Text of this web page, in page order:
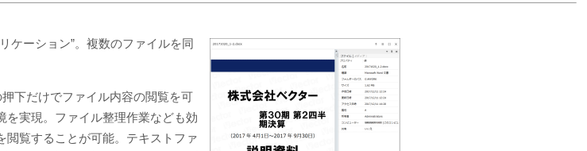
ケーション”。複数のファイルを同
下だけでファイル内容の閲覧を可
実現。ファイル整理作業なども効
覧することが可能。テキストファ